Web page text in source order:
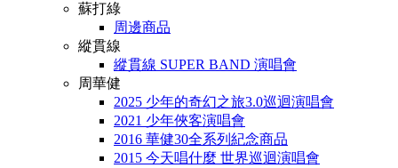
蘇打綠
周邊商品
縱貫線
縱貫線 SUPER BAND 演唱會
周華健
2025 少年的奇幻之旅3.0巡迴演唱會
2021 少年俠客演唱會
2016 華健30全系列紀念商品
2015 今天唱什麼 世界巡迴演唱會